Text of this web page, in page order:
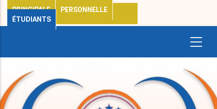
PRINCIPALE
PERSONNELLE
ÉTUDIANTS